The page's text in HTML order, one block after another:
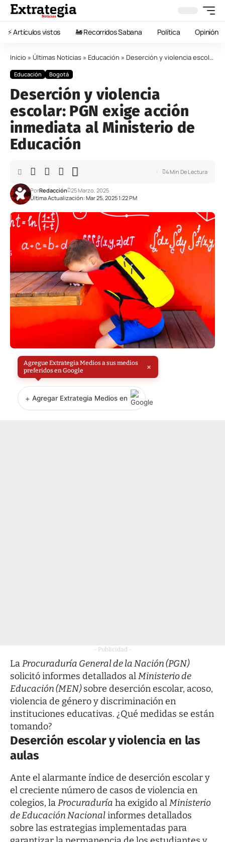
⚡️ Artículos vistos 🚂 Recorridos Sabana Política Opinión
Inicio » Últimas Noticias » Educación » Deserción y violencia escolar: PGN exige acción inmediata al Ministerio de Educación
Educación Bogotá
Deserción y violencia
escolar: PGN exige acción
inmediata al Ministerio de
Educación
Última Actualización: Mar 25, 2025 1:22 PM
PorRedacción 25 Marzo, 2025
4 Min De Lectura
Agregue Extrategia Medios a sus medios
preferidos en Google
×
+ Agregar Extrategia Medios en
- Publicidad -
LaProcuraduría General de la Nación (PGN)
solicitó informes detallados alMinisterio de
Educación (MEN)sobre deserción escolar, acoso,
violencia de género y discriminación en
instituciones educativas. ¿Qué medidas se están
tomando?
Deserción escolar y violencia en las
aulas
Ante el alarmante índice de deserción escolar y
el creciente número de casos de violencia en
colegios, laProcuraduría ha exigido alMinisterio
de Educación Nacionalinformes detallados
sobre las estrategias implementadas para